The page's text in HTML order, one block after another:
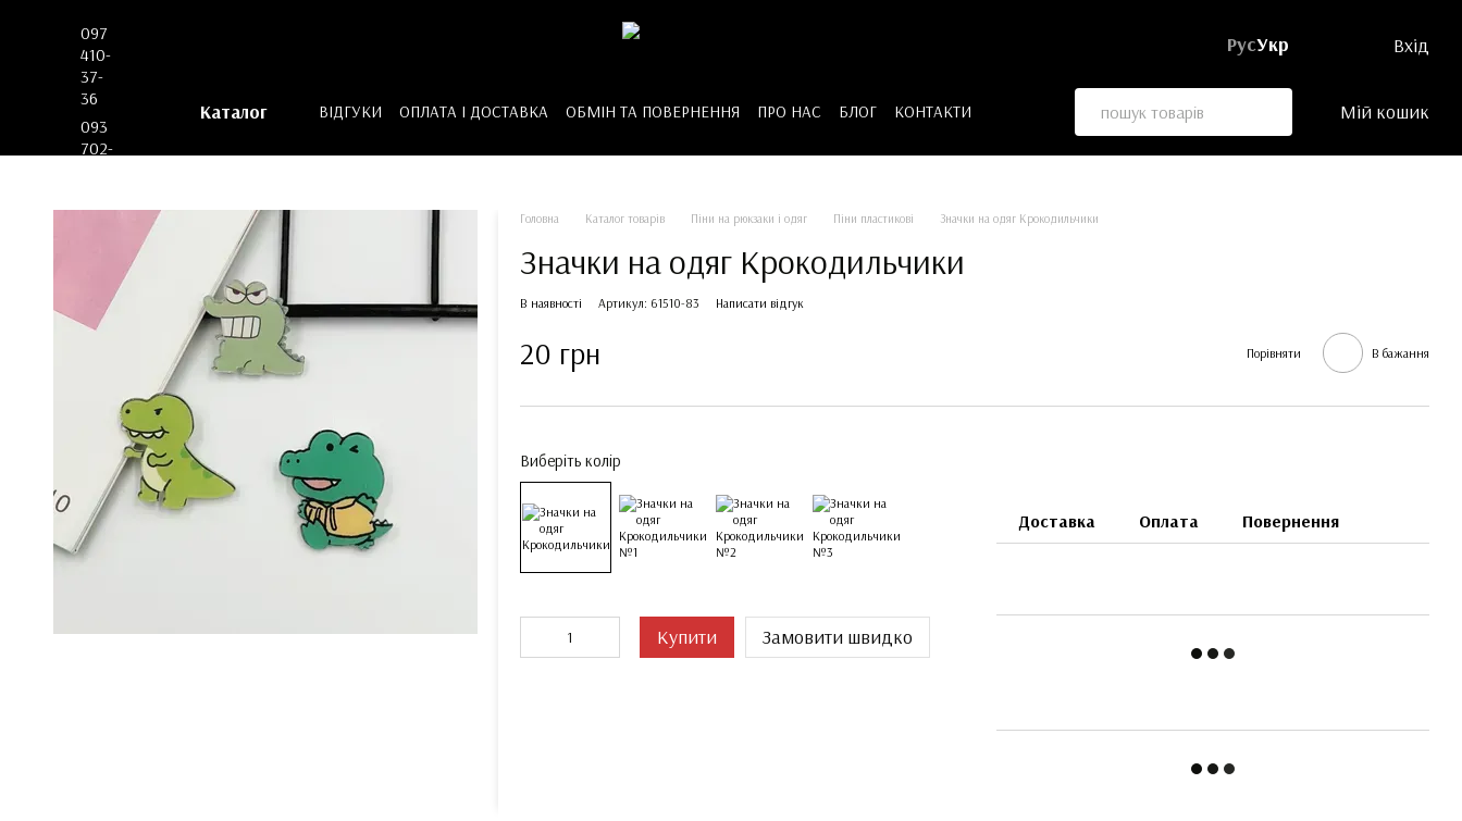
РусУкр Вхід
097
410-
37-
36
093
702-
Каталог ВІДГУКИ ОПЛАТА І ДОСТАВКА ОБМІН ТА ПОВЕРНЕННЯ ПРО НАС БЛОГ
КОНТАКТИ
Мій кошик
Переглянути цей допис в Instagram
Головна Каталог товарів Піни на рюкзаки і одяг Піни пластикові Значки на одяг Крокодильчики
Значки на одяг Крокодильчики
В наявності Артикул: 61510-83 Написати відгук
20 грн Порівняти В бажання
Виберіть колір
Купити Замовити швидко
Доставка Оплата Повернення